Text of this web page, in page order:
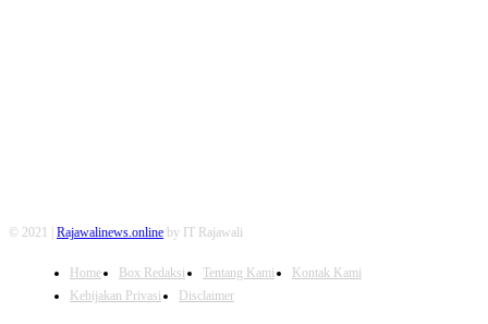
© 2021 | Rajawalinews.online by IT Rajawali
Home Box Redaksi Tentang Kami
Kontak Kami
Kebijakan Privasi
Disclaimer